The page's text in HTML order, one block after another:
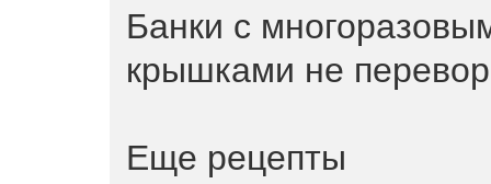
Банки с
крышками не
Еще рецепты